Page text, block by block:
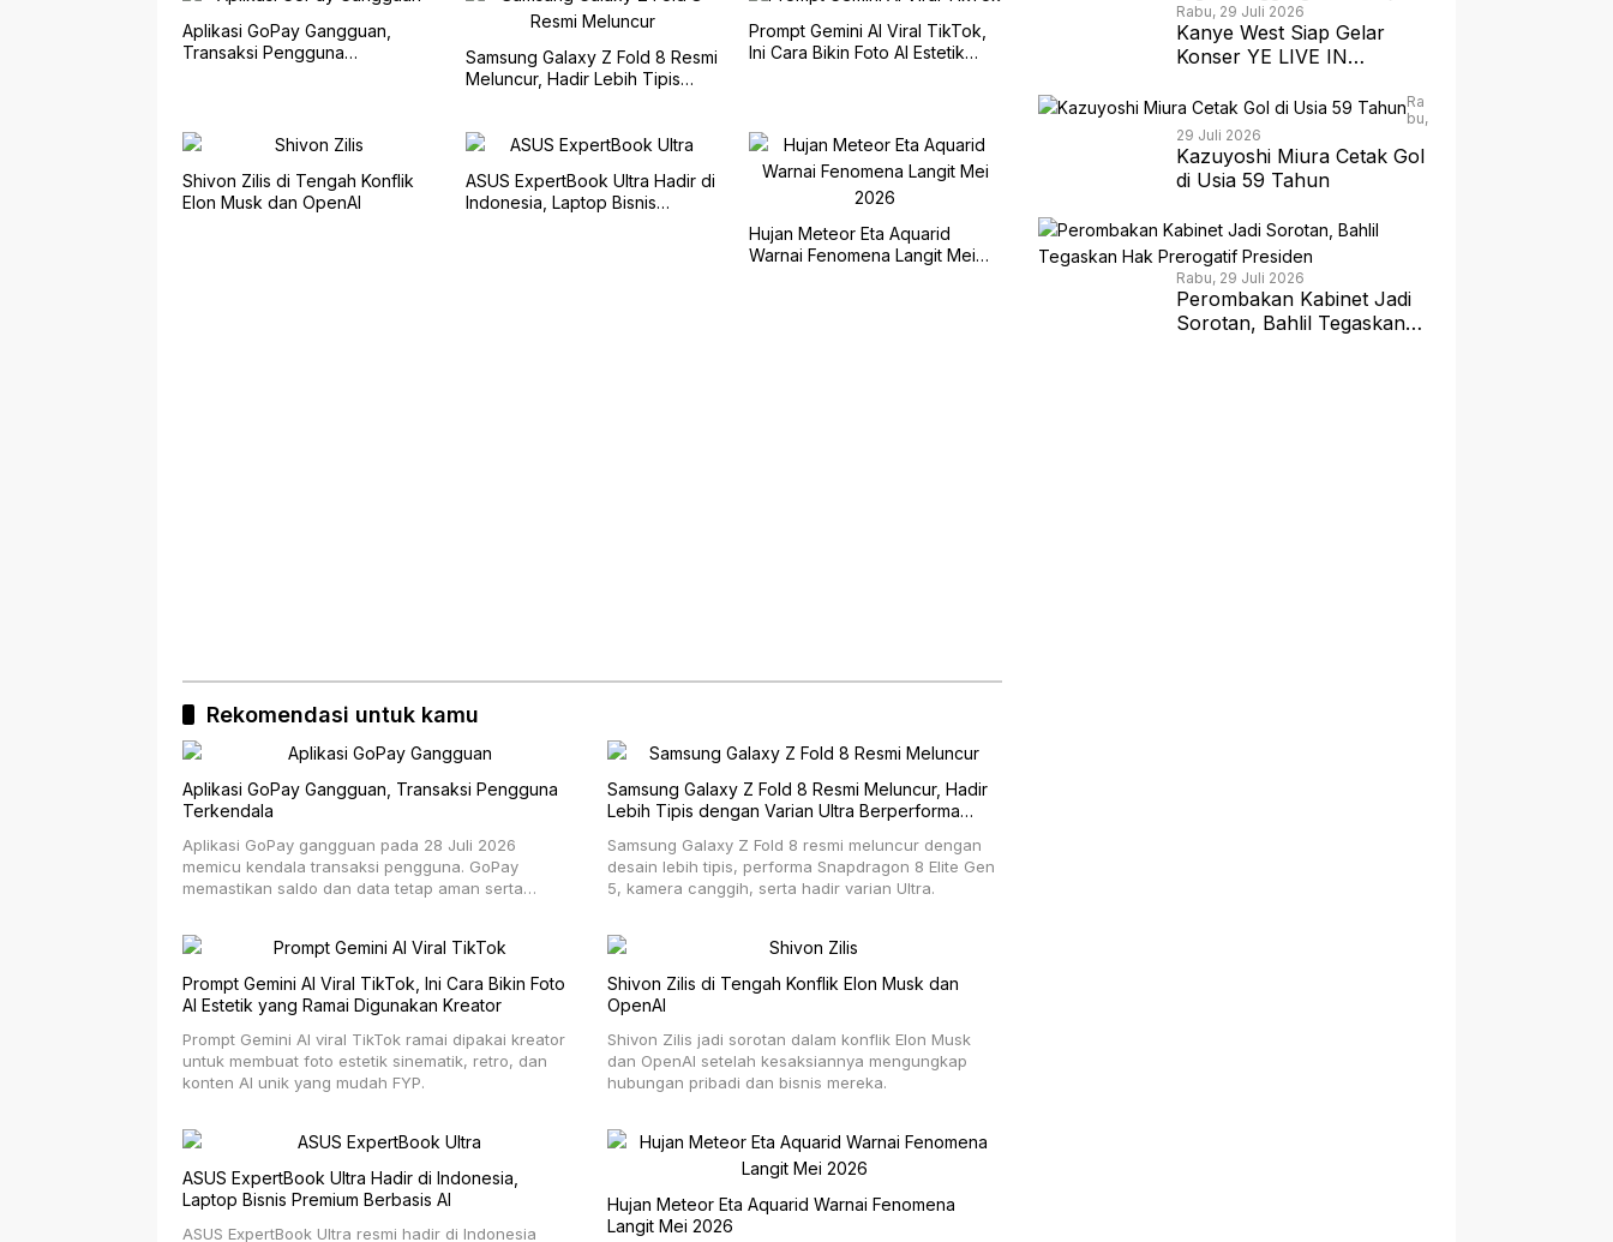
Aplikasi GoPay Gangguan,
Transaksi Pengguna
Samsung Galaxy Z Fold 8 Resmi
Meluncur, Hadir Lebih Tipis
Prompt Gemini AI Viral TikTok,
Ini Cara Bikin Foto AI Estetik
Shivon Zilis di Tengah Konflik
Elon Musk dan OpenAI
ASUS ExpertBook Ultra Hadir di
Indonesia, Laptop Bisnis
Hujan Meteor Eta Aquarid
Warnai Fenomena Langit Mei
Rekomendasi untuk kamu
Aplikasi GoPay Gangguan, Transaksi Pengguna
Terkendala
Aplikasi GoPay gangguan pada 28 Juli 2026
memicu kendala transaksi pengguna. GoPay
memastikan saldo dan data tetap aman serta
Samsung Galaxy Z Fold 8 Resmi Meluncur, Hadir
Lebih Tipis dengan Varian Ultra Berperforma
Samsung Galaxy Z Fold 8 resmi meluncur dengan
desain lebih tipis, performa Snapdragon 8 Elite Gen
5, kamera canggih, serta hadir varian Ultra.
Prompt Gemini AI Viral TikTok, Ini Cara Bikin Foto
AI Estetik yang Ramai Digunakan Kreator
Prompt Gemini AI viral TikTok ramai dipakai kreator
untuk membuat foto estetik sinematik, retro, dan
konten AI unik yang mudah FYP.
Shivon Zilis di Tengah Konflik Elon Musk dan
OpenAI
Shivon Zilis jadi sorotan dalam konflik Elon Musk
dan OpenAI setelah kesaksiannya mengungkap
hubungan pribadi dan bisnis mereka.
ASUS ExpertBook Ultra Hadir di Indonesia,
Laptop Bisnis Premium Berbasis AI
ASUS ExpertBook Ultra resmi hadir di Indonesia
Hujan Meteor Eta Aquarid Warnai Fenomena
Langit Mei 2026
Rabu, 29 Juli 2026
Kanye West Siap Gelar
Konser YE LIVE IN
Panggung 360 Derajat
Ra
bu,
29 Juli 2026
Kazuyoshi Miura Cetak Gol
di Usia 59 Tahun
Rabu, 29 Juli 2026
Perombakan Kabinet Jadi
Sorotan, Bahlil Tegaskan